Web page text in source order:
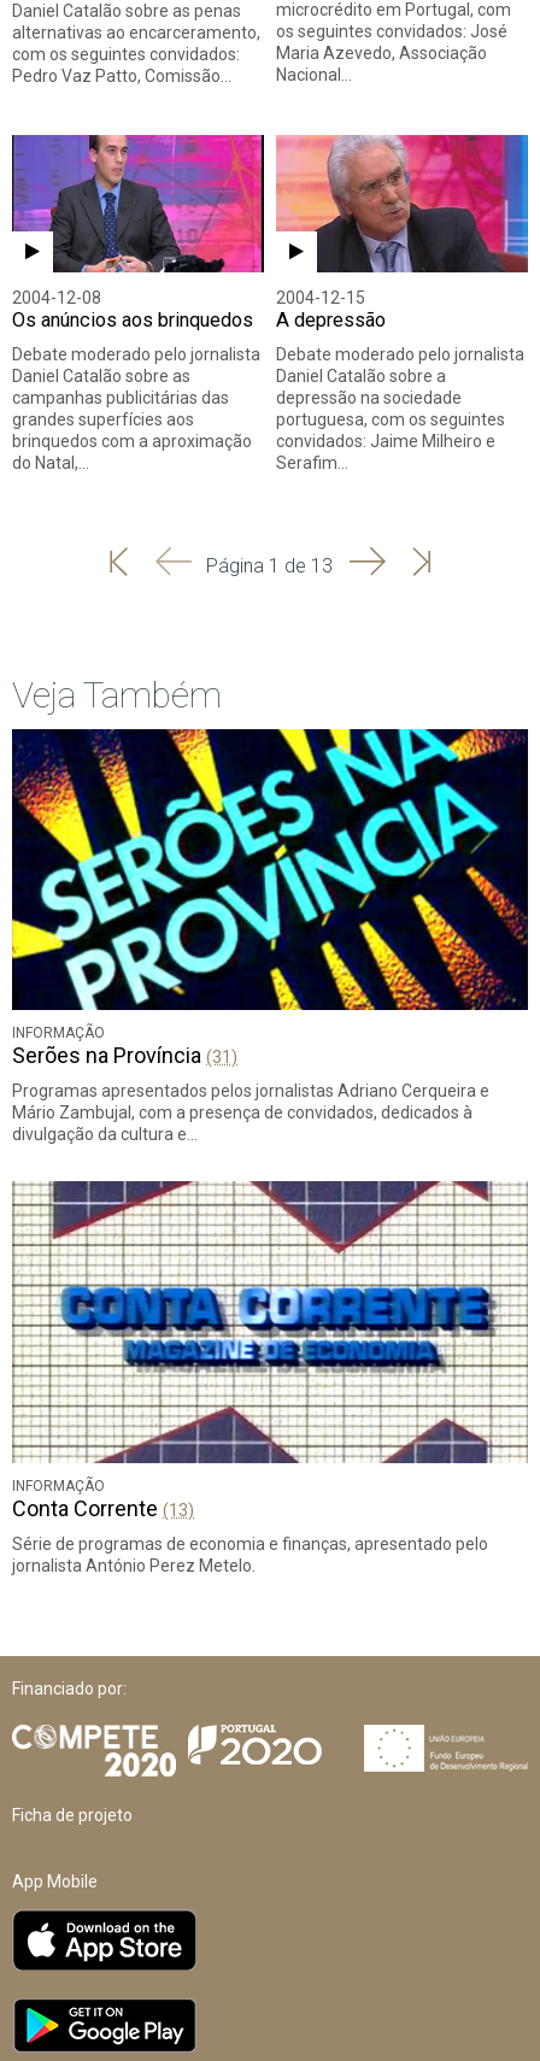
Daniel Catalão sobre as penas
alternativas ao encarceramento,
com os seguintes convidados:
Pedro Vaz Patto, Comissão…
microcrédito em Portugal, com
os seguintes convidados: José
Maria Azevedo, Associação
Nacional…
2004-12-08
Os anúncios aos brinquedos
Debate moderado pelo jornalista
Daniel Catalão sobre as
campanhas publicitárias das
grandes superfícies aos
brinquedos com a aproximação
do Natal,…
2004-12-15
A depressão
Debate moderado pelo jornalista
Daniel Catalão sobre a
depressão na sociedade
portuguesa, com os seguintes
convidados: Jaime Milheiro e
Serafim…
'
'
Página 1 de 13 SeguinteÚltima
Veja Também
INFORMAÇÃO
Serões na Província (31)
Programas apresentados pelos jornalistas Adriano Cerqueira e
Mário Zambujal, com a presença de convidados, dedicados à
divulgação da cultura e…
INFORMAÇÃO
Conta Corrente (13)
Série de programas de economia e finanças, apresentado pelo
jornalista António Perez Metelo.
Financiado por:
Ficha de projeto
App Mobile